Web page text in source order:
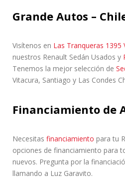
Grande Autos –
Visítenos en Las Tranqueras 1395
nuestros Renault Sedán Usados ​​y
Tenemos la mejor selección de
Vitacura, Santiago y Las Condes
Financiamiento de
Necesitas financiamiento para tu
opciones de financiamiento para
nuevos. Pregunta por la
llamando a Luz Garavito.